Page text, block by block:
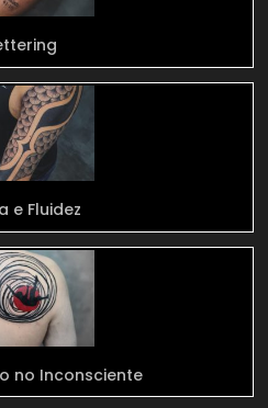
e Fluidez
no Inconsciente